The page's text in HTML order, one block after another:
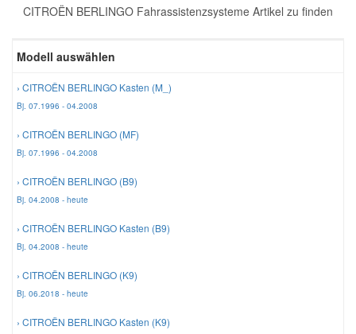
CITROËN BERLINGO Fahrassistenzsysteme Artikel zu finden
Modell auswählen
› CITROËN BERLINGO Kasten (M_)
Bj. 07.1996 - 04.2008
› CITROËN BERLINGO (MF)
Bj. 07.1996 - 04.2008
› CITROËN BERLINGO (B9)
Bj. 04.2008 - heute
› CITROËN BERLINGO Kasten (B9)
Bj. 04.2008 - heute
› CITROËN BERLINGO (K9)
Bj. 06.2018 - heute
› CITROËN BERLINGO Kasten (K9)
Winter-Autozubehör
Jeep Ersatzteile
Kia Ersatzteile